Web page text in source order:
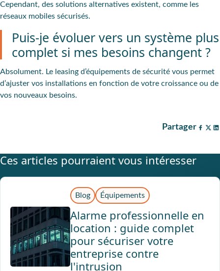
Cependant, des solutions alternatives existent, comme les
réseaux mobiles sécurisés.
Puis-je évoluer vers un système plus
complet si mes besoins changent ?
Absolument. Le leasing d’équipements de sécurité vous permet
d’ajuster vos installations en fonction de votre croissance ou de
vos nouveaux besoins.
Partager
Ces articles pourraient vous intéresser
Blog Équipements
Alarme professionnelle en
location : guide complet
pour sécuriser votre
entreprise contre
l'intrusion